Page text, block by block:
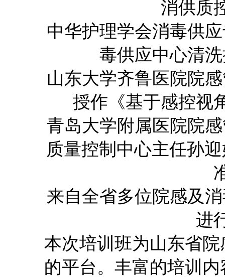
消供质
中华护理学会消毒供
毒供应中心清
山东大学齐鲁医院院
授作《基于感控视
青岛大学附属医院院
质量控制 中心主任孙
来自全省多位院感及
进
本次培训班为山东省
的平台。丰富的培训